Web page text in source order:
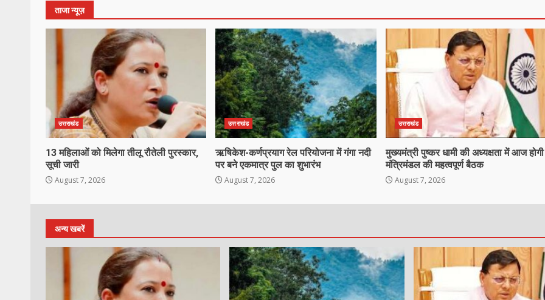
ताजा न्यूज़
उत्तराखंड
13 महिलाओं को मिलेगा तीलू रौतेली पुरस्कार,
सूची जारी
August 7, 2026
उत्तराखंड
ऋषिकेश-कर्णप्रयाग रेल परियोजना में गंगा नदी
पर बने एकमात्र पुल का शुभारंभ
August 7, 2026
उत्तराखंड
मुख्यमंत्री पुष्कर धामी की अध्यक्षता में आज होगी
मंत्रिमंडल की महत्वपूर्ण बैठक
August 7, 2026
अन्य खबरें